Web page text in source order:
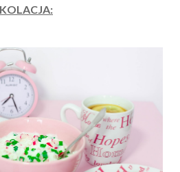
KOLACJA: